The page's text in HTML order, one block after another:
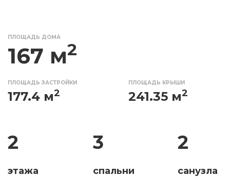
ПЛОЩАДЬ ДОМА
167 м2
ПЛОЩАДЬ ЗАСТРОЙКИ
177.4 м2
ПЛОЩАДЬ КРЫШИ
241.35 м2
2
этажа
3
спальни
2
санузла